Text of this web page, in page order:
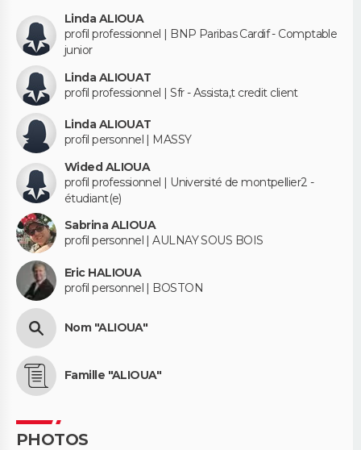
Linda ALIOUA
profil professionnel | BNP Paribas Cardif - Comptable
junior
Linda ALIOUAT
profil professionnel | Sfr - Assista,t credit client
Linda ALIOUAT
profil personnel | MASSY
Wided ALIOUA
profil professionnel | Université de montpellier2 -
étudiant(e)
Sabrina ALIOUA
profil personnel | AULNAY SOUS BOIS
Eric HALIOUA
profil personnel | BOSTON
Nom "ALIOUA"
Famille "ALIOUA"
PHOTOS